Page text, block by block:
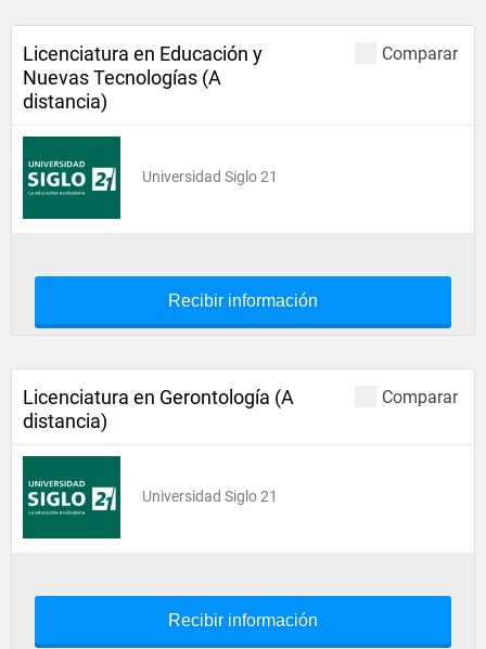
Comparar
Licenciatura en Educación y
Nuevas Tecnologías (A
distancia)
Universidad Siglo 21
Recibir información
Comparar
Licenciatura en Gerontología (A
distancia)
Universidad Siglo 21
Recibir información